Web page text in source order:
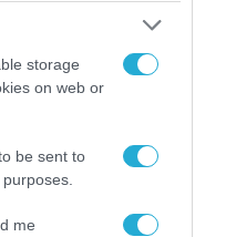
storage
on web or
be sent to
me
ΣΚΑΪ – Ο λόγος της